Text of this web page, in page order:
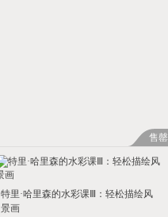
售罄
特里·哈里森的水彩课Ⅲ：轻松描绘风
景画